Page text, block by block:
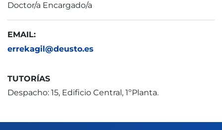
Doctor/a Encargado/a
EMAIL:
errekagil@deusto.es
TUTORÍAS
Despacho: 15, Edificio Central, 1ºPlanta.